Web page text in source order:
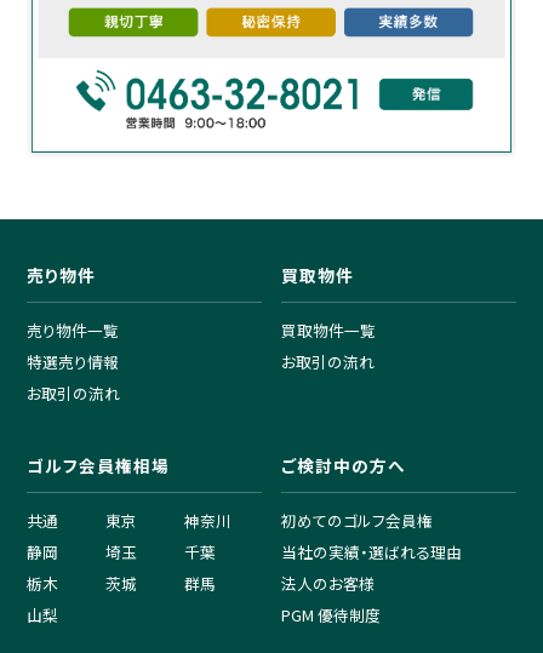
売り物件
売り物件一覧
特選売り情報
お取引の流れ
買取物件
買取物件一覧
お取引の流れ
ゴルフ会員権相場
共通 東京
神奈川
静岡
埼玉
千葉
栃木
茨城
群馬
山梨
ご検討中の方へ
初めてのゴルフ会員権
当社の実績・選ばれる理由
法人のお客様
PGM 優待制度